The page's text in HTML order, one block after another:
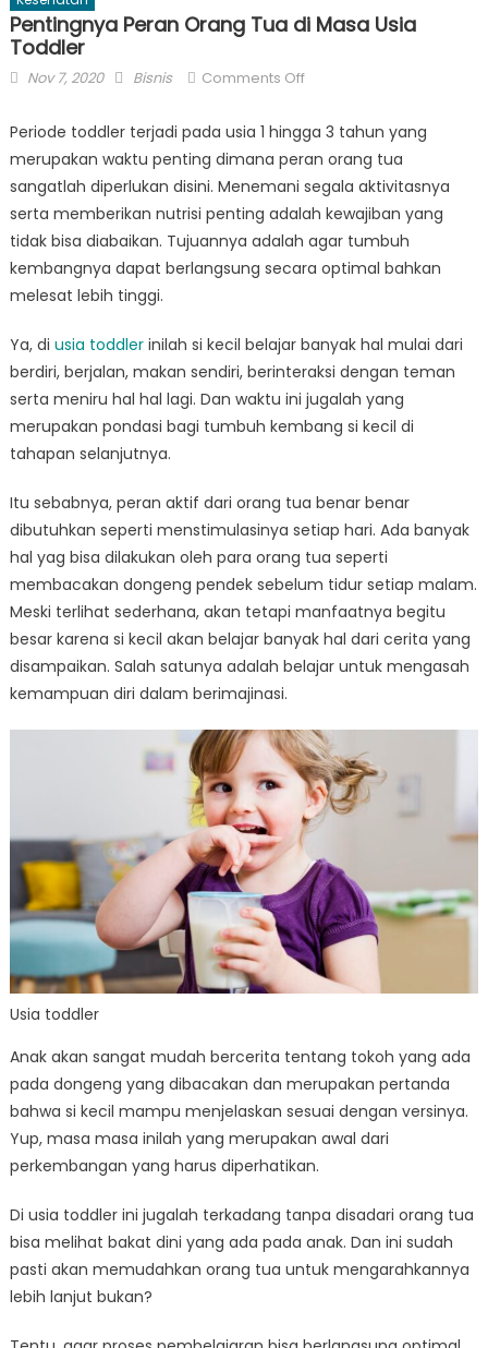
Pentingnya Peran Orang Tua di Masa Usia
Toddler
Posted
Nov 7, 2020 Author
Bisnis Comments Offon
Peran
Masa
Usia
Toddler
Periode toddler terjadi pada usia 1 hingga 3 tahun yang
merupakan waktu penting dimana peran orang tua
sangatlah diperlukan disini. Menemani segala aktivitasnya
serta memberikan nutrisi penting adalah kewajiban yang
tidak bisa diabaikan. Tujuannya adalah agar tumbuh
kembangnya dapat berlangsung secara optimal bahkan
melesat lebih tinggi.
Ya, di usia toddlerinilah si kecil belajar banyak hal mulai dari
berdiri, berjalan, makan sendiri, berinteraksi dengan teman
serta meniru hal hal lagi. Dan waktu ini jugalah yang
merupakan pondasi bagi tumbuh kembang si kecil di
tahapan selanjutnya.
Itu sebabnya, peran aktif dari orang tua benar benar
dibutuhkan seperti menstimulasinya setiap hari. Ada banyak
hal yag bisa dilakukan oleh para orang tua seperti
membacakan dongeng pendek sebelum tidur setiap malam.
Meski terlihat sederhana, akan tetapi manfaatnya begitu
besar karena si kecil akan belajar banyak hal dari cerita yang
disampaikan. Salah satunya adalah belajar untuk mengasah
kemampuan diri dalam berimajinasi.
Usia toddler
Anak akan sangat mudah bercerita tentang tokoh yang ada
pada dongeng yang dibacakan dan merupakan pertanda
bahwa si kecil mampu menjelaskan sesuai dengan versinya.
Yup, masa masa inilah yang merupakan awal dari
perkembangan yang harus diperhatikan.
Di usia toddler ini jugalah terkadang tanpa disadari orang tua
bisa melihat bakat dini yang ada pada anak. Dan ini sudah
pasti akan memudahkan orang tua untuk mengarahkannya
lebih lanjut bukan?